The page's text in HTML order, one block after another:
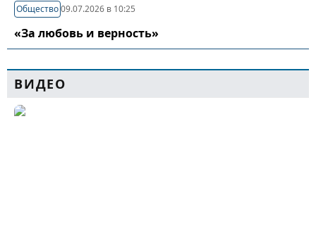
Общество09.07.2026 в 10:25
«За любовь и верность»
ВИДЕО